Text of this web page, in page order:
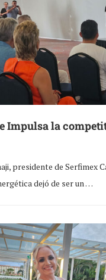
Impulsa la
presidente de Serfimex
dejó de ser un …